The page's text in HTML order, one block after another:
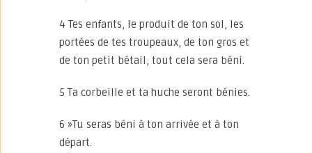
4 Tes enfants, le produit de ton sol, les
portées de tes troupeaux, de ton gros et
de ton petit bétail, tout cela sera béni.
5 Ta corbeille et ta huche seront bénies.
6 »Tu seras béni à ton arrivée et à ton
départ.